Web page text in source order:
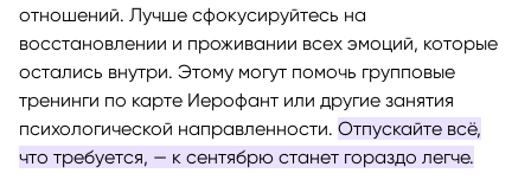
отношений. Лучше сфокусируйтесь на
восстановлении и проживании всех эмоций, которые
остались внутри. Этому могут помочь групповые
тренинги по карте Иерофант или другие занятия
психологической направленности. Отпускайте всё,
что требуется, — к сентябрю станет гораздо легче.